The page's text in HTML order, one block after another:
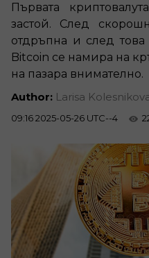
Първата
застой. След
отдръпна и след
Bitcoin се намира на
на пазара внимателно.
Author: Larisa
09:16 2025-05-26 UTC--4